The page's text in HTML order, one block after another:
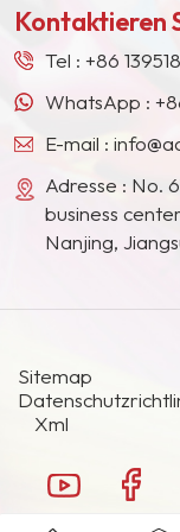
Südostasien,
Ländern und
Kontaktieren
Tel : +86
WhatsApp :
E-mail :
Adresse : No.
business
Nanjing,
Sitemap
Xml